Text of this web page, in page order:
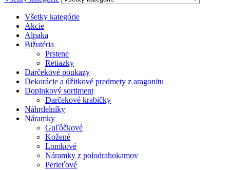
Všetky kategórie
Akcie
Alpaka
Bižutéria
Prstene
Retiazky
Darčekové poukazy
Dekorácie a úžitkové predmety z aragonitu
Doplnkový sortiment
Darčekové krabičky
Náhrdelníky
Náramky
Guľôčkové
Kožené
Lomkové
Náramky z polodrahokamov
Perleťové